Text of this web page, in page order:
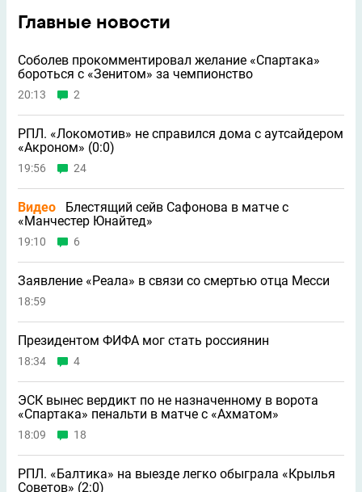
Главные новости
Соболев прокомментировал желание «Спартака»
бороться с «Зенитом» за чемпионство
20:13 2
РПЛ. «Локомотив» не справился дома с аутсайдером
«Акроном» (0:0)
19:56 24
Видео
Блестящий сейв Сафонова в матче с
«Манчестер Юнайтед»
19:10 6
Заявление «Реала» в связи со смертью отца Месси
18:59
Президентом ФИФА мог стать россиянин
18:34 4
ЭСК вынес вердикт по не назначенному в ворота
«Спартака» пенальти в матче с «Ахматом»
18:09 18
РПЛ. «Балтика» на выезде легко обыграла «Крылья
Советов» (2:0)